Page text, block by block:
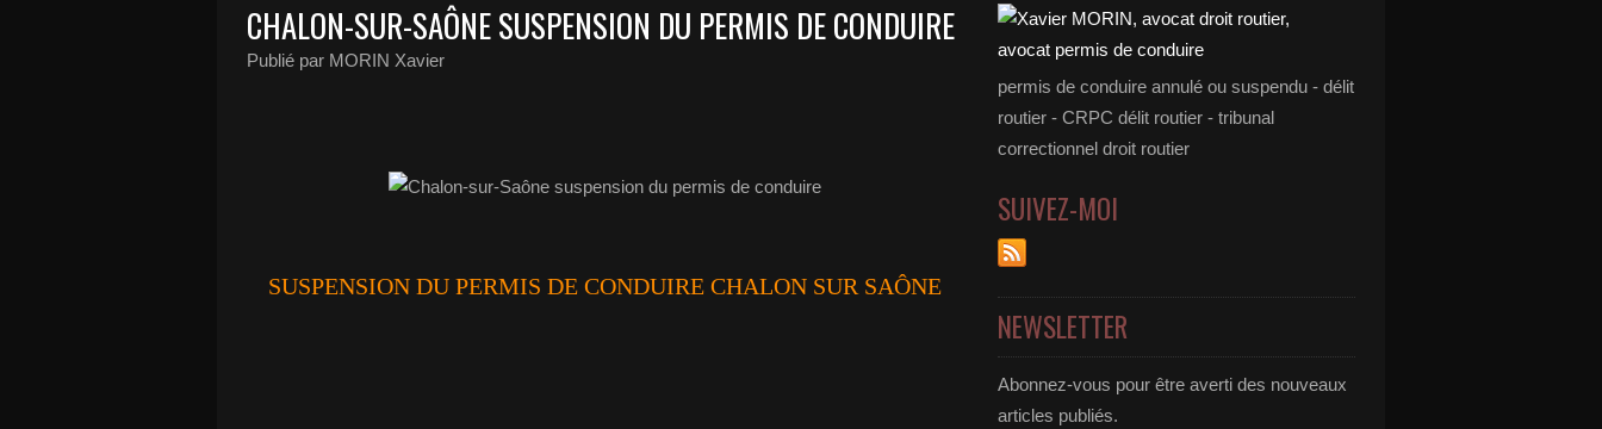
CHALON-SUR-SAÔNE SUSPENSION DU PERMIS DE CONDUIRE
Publié par MORIN Xavier
SUSPENSION DU PERMIS DE CONDUIRE CHALON SUR SAÔNE
permis de conduire annulé ou suspendu - délit
routier - CRPC délit routier - tribunal
correctionnel droit routier
SUIVEZ-MOI
NEWSLETTER
Abonnez-vous pour être averti des nouveaux
articles publiés.